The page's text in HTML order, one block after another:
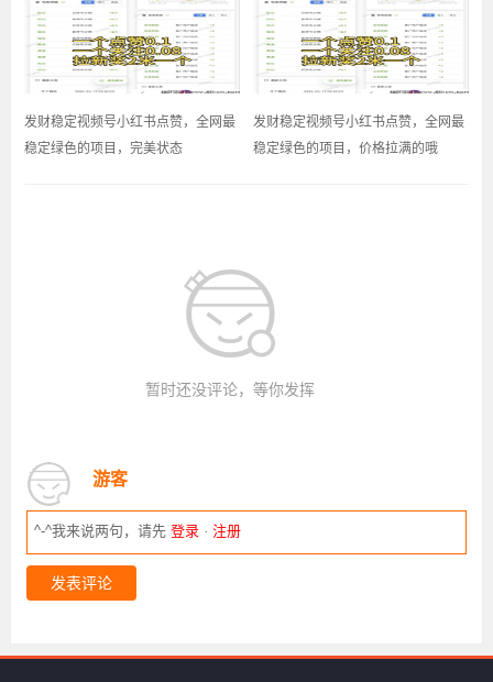
发财稳定视频号小红书点赞，全网最
稳定绿色的项目，完美状态
发财稳定视频号小红书点赞，全网最
稳定绿色的项目，价格拉满的哦
暂时还没评论，等你发挥
游客
^-^我来说两句，请先登录 · 注册
发表评论